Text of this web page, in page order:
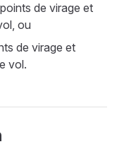
de virage et
ou
de virage et
vol.